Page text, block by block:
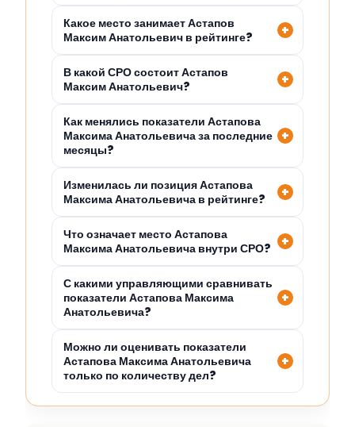
Какое место занимает Астапов
Максим Анатольевич в рейтинге?
В какой СРО состоит Астапов
Максим Анатольевич?
Как менялись показатели Астапова
Максима Анатольевича за последние
месяцы?
Изменилась ли позиция Астапова
Максима Анатольевича в рейтинге?
Что означает место Астапова
Максима Анатольевича внутри СРО?
С какими управляющими сравнивать
показатели Астапова Максима
Анатольевича?
Можно ли оценивать показатели
Астапова Максима Анатольевича
только по количеству дел?